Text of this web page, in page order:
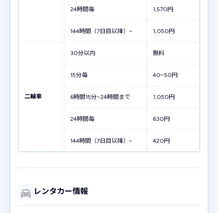
24時間毎 1,570円
144時間（7日目以降）~ 1,050円
二輪車
30分以内 無料
15分毎 40~50円
6時間15分~24時間まで 1,050円
24時間毎 630円
144時間（7日目以降）~ 420円
レンタカー情報